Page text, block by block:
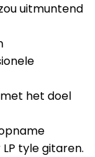
uitmuntend
het doel
tyle gitaren.